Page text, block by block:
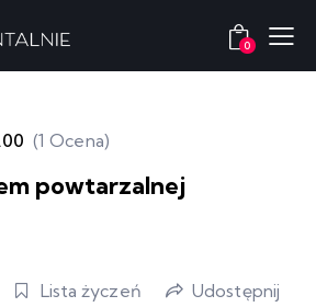
0
(1 Ocena)
powtarzalnej
Lista życzeń Udostępnij